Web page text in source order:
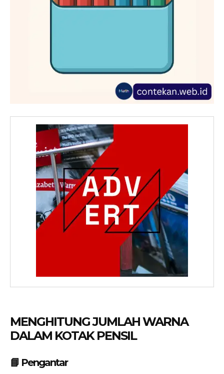
MENGHITUNG JUMLAH WARNA
DALAM KOTAK PENSIL
📘 Pengantar